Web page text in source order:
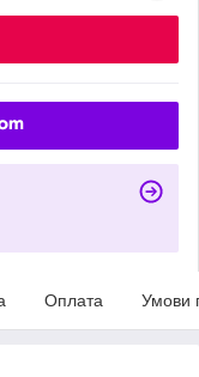
Оплата Умови